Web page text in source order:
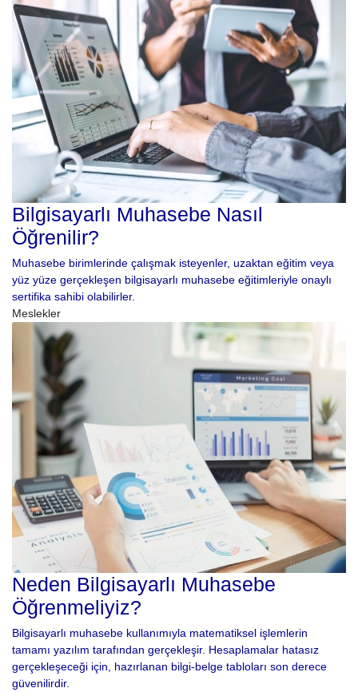
Bilgisayarlı Muhasebe Nasıl
Öğrenilir?
Muhasebe birimlerinde çalışmak isteyenler, uzaktan eğitim veya
yüz yüze gerçekleşen bilgisayarlı muhasebe eğitimleriyle onaylı
sertifika sahibi olabilirler.
Meslekler
Neden Bilgisayarlı Muhasebe
Öğrenmeliyiz?
Bilgisayarlı muhasebe kullanımıyla matematiksel işlemlerin
tamamı yazılım tarafından gerçekleşir. Hesaplamalar hatasız
gerçekleşeceği için, hazırlanan bilgi-belge tabloları son derece
güvenilirdir.